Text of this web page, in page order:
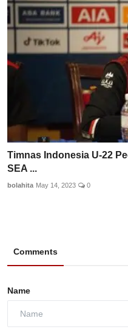
Timnas Indonesia U-22
SEA ...
bolahita May 14, 2023 0
Comments
Name